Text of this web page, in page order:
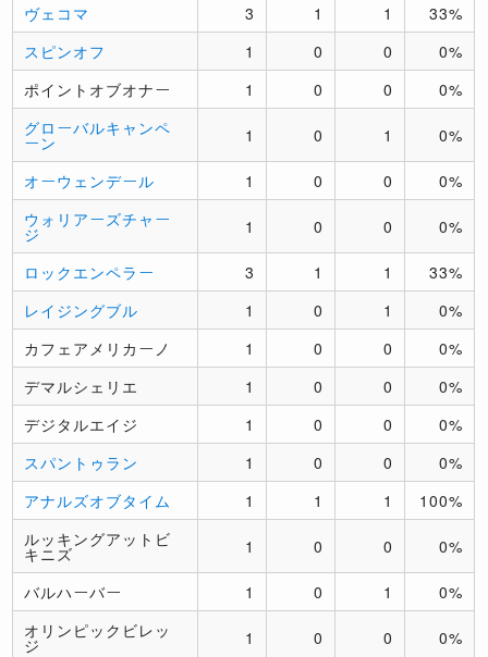
ヴェコマ
3 1 1
33%
スピンオフ
1 0 0
0%
ポイントオブオナー
1 0 0
0%
グローバルキャンペ
ーン 1 0 1 0%
オーウェンデール 1 0 0
0%
ウォリアーズチャー
ジ 1 0 0 0%
ロックエンペラー 3 1 1
33%
レイジングブル
1 0 1
0%
カフェアメリカーノ
1 0 0
0%
デマルシェリエ
1 0 0
0%
デジタルエイジ
1 0 0
0%
スパントゥラン
1 0 0
0%
アナルズオブタイム
1 1 1
100%
ルッキングアットビ
キニズ 1 0 0 0%
バルハーバー 1 0 1
0%
オリンピックビレッ
ジ 1 0 0 0%